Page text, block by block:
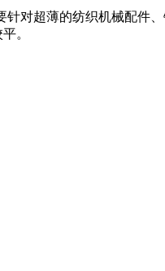
针对超薄的纺织机械配件
。